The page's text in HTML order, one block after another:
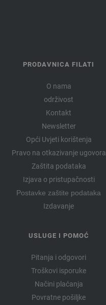
PRODAVNICA FILATI
O nama
održivost
Kontakt
Newsletter
Opći Uvjeti korištenja
Pravo na otkazivanje ugovora
Zaštita podataka
Izjava o pristupačnosti
Postavke zaštite podataka
Izdavanje
USLUGE I POMOĆ
Pitanja i odgovori
Troškovi isporuke
Načini plaćanja
Povratne pošiljke